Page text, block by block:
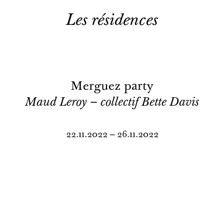
Les résidences
Merguez party
Maud Leroy – collectif Bette Davis
22.11.2022 – 26.11.2022